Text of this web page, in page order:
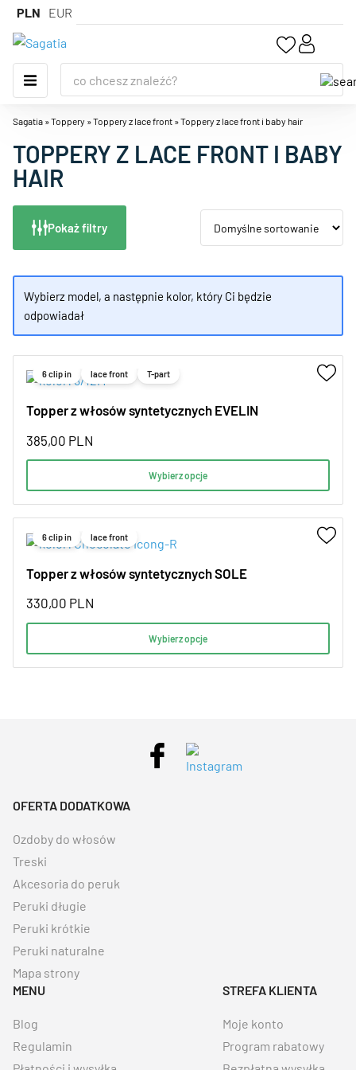
PLN EUR
Sagatia »Toppery »Toppery z lace front »Toppery z lace front i baby hair
TOPPERY Z LACE FRONT I BABY
HAIR
Pokaż filtry
Wybierz model, a następnie kolor, który Ci będzie
odpowiadał
6 clip in lace front T-part
Topper z włosów syntetycznych EVELIN
385,00 PLN
Wybierz opcje
6 clip in lace front
Topper z włosów syntetycznych SOLE
330,00 PLN
Wybierz opcje
OFERTA DODATKOWA
Ozdoby do włosów
Treski
Akcesoria do peruk
Peruki długie
Peruki krótkie
Peruki naturalne
Mapa strony
MENU
Blog
Regulamin
STREFA KLIENTA
Moje konto
Program rabatowy